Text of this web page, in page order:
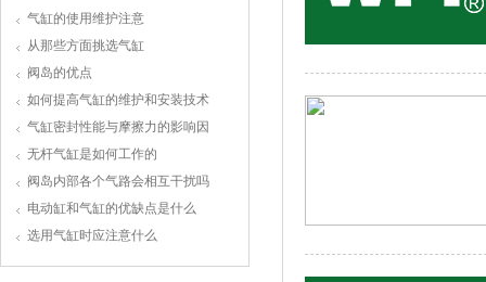
气缸的使用维护注意
从那些方面挑选气缸
阀岛的优点
如何提高气缸的维护和安装技术
气缸密封性能与摩擦力的影响因
无杆气缸是如何工作的
阀岛内部各个气路会相互干扰吗
电动缸和气缸的优缺点是什么
选用气缸时应注意什么